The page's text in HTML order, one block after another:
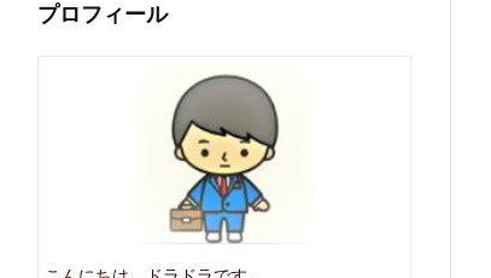
プロフィール